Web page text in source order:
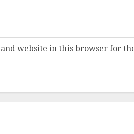
and website in this browser for